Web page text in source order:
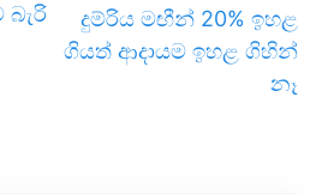
දුම්රිය මඟීන් 20% ඉහළ
ගියත් ආදායම ඉහළ ගිහින්
නෑ